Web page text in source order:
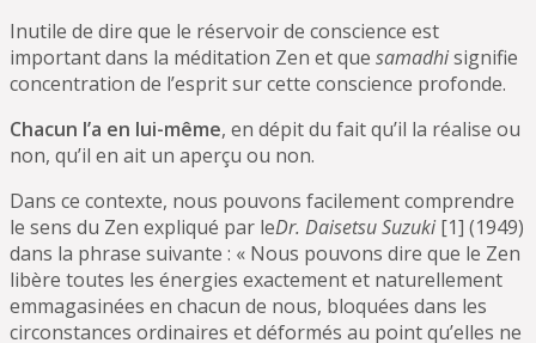
Inutile de dire que le réservoir de conscience est
important dans la méditation Zen et que samadhisignifie
concentration de l’esprit sur cette conscience profonde.
Chacun l’a en lui-même, en dépit du fait qu’il la réalise ou
non, qu’il en ait un aperçu ou non.
Dans ce contexte, nous pouvons facilement comprendre
le sens du Zen expliqué par leDr. Daisetsu Suzuki [1] (1949)
dans la phrase suivante : « Nous pouvons dire que le Zen
libère toutes les énergies exactement et naturellement
emmagasinées en chacun de nous, bloquées dans les
circonstances ordinaires et déformés au point qu’elles ne